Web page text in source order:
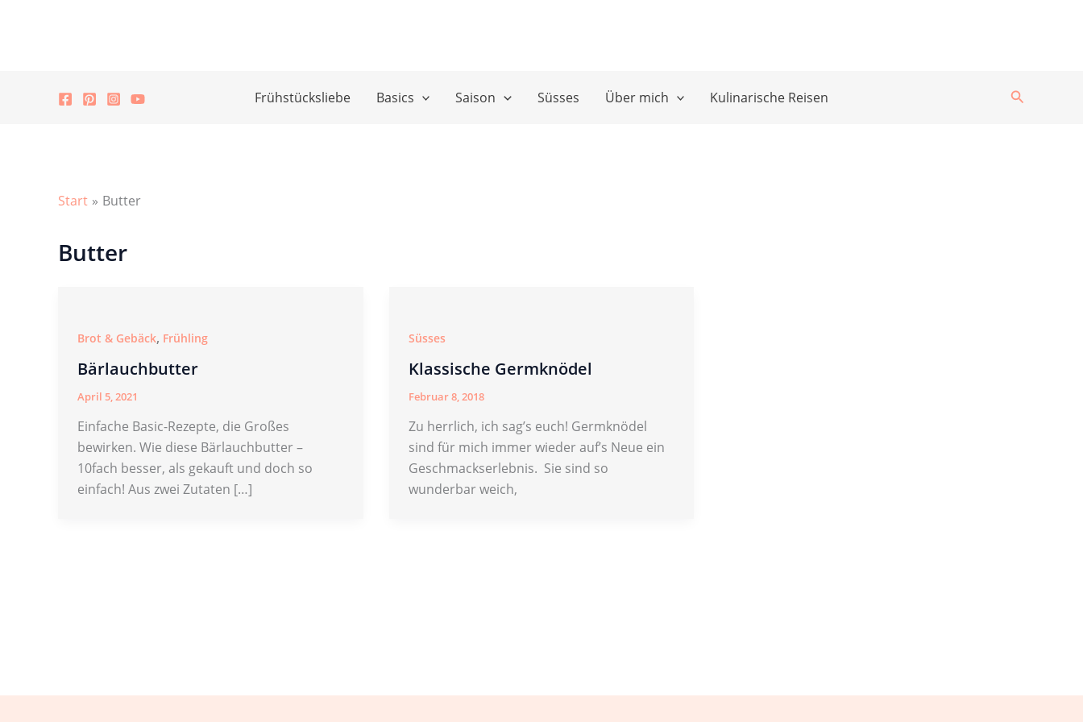
Frühstücksliebe Basics Saison Süsses Über mich Kulinarische Reisen Suchen
Start Butter
Butter
Brot & Gebäck, Frühling
Bärlauchbutter
April 5, 2021
Einfache Basic-Rezepte, die Großes
bewirken. Wie diese Bärlauchbutter –
10fach besser, als gekauft und doch so
einfach! Aus zwei Zutaten […]
Süsses
Klassische Germknödel
Februar 8, 2018
Zu herrlich, ich sag’s euch! Germknödel
sind für mich immer wieder auf’s Neue ein
Geschmackserlebnis. Sie sind so
wunderbar weich,